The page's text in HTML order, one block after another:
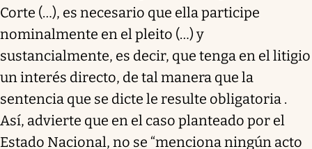
Corte (…), es necesario que ella participe
nominalmente en el pleito (…) y
sustancialmente, es decir, que tenga en el litigio
un interés directo, de tal manera que la
sentencia que se dicte le resulte obligatoria .
Así, advierte que en el caso planteado por el
Estado Nacional, no se “menciona ningún acto